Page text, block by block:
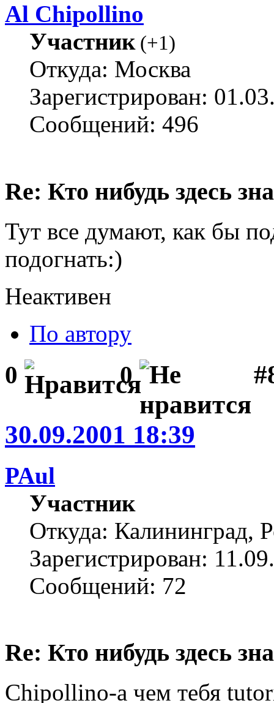
Al Chipollino
Участник(+1)
Откуда: Москва
Зарегистрирован:
Сообщений: 496
Re: Кто нибудь здесь
Тут все думают, как бы
подогнать:)
Неактивен
По автору
0 0
30.09.2001 18:39
PAul
Участник
Откуда: Калининград,
Зарегистрирован:
Сообщений: 72
Re: Кто нибудь здесь
Chipollino-а чем тебя